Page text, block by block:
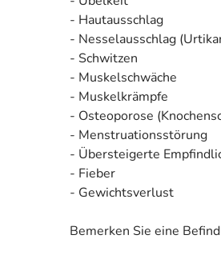
- Hautausschlag
- Nesselausschlag
- Schwitzen
- Muskelschwäche
- Muskelkrämpfe
- Osteoporose
- Menstruationsstörung
- Übersteigerte
- Fieber
- Gewichtsverlust
Bemerken Sie eine